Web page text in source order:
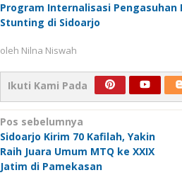
Program Internalisasi
Stunting di Sidoarjo
oleh Nilna Niswah
Ikuti Kami Pada
Navigasi
pos
Pos sebelumnya
Sidoarjo Kirim 70 Kafilah, Yakin
Raih Juara Umum MTQ ke XXIX
Jatim di Pamekasan